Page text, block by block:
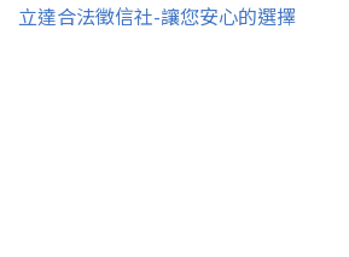
立達合法徵信社-讓您安心的選擇